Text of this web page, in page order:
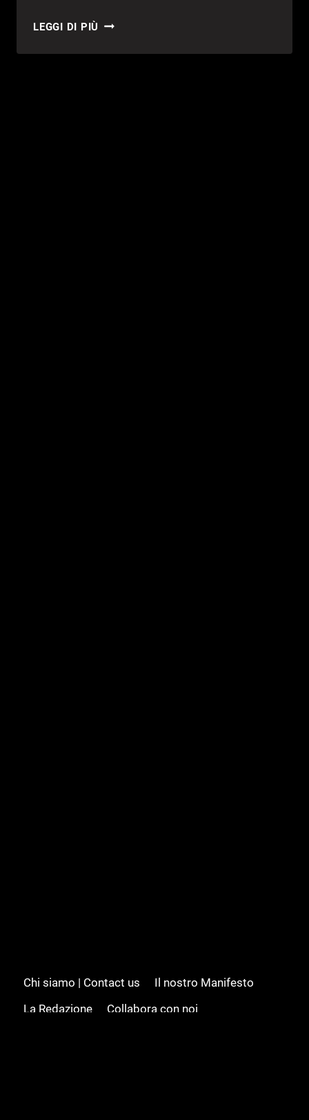
LEGGI DI PIÙ IL
DI
Chi siamo | Contact us
Il nostro Manifesto
La Redazione
Collabora con noi